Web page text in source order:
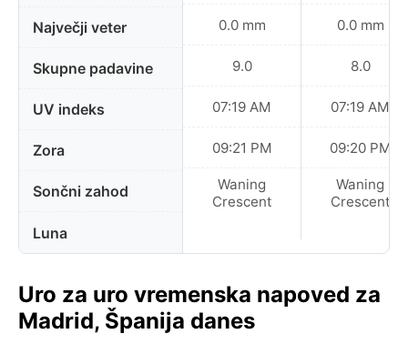
Največji veter
Skupne padavine
UV indeks
Zora
Sončni zahod
Luna
0.0 mm
9.0
07:19 AM
09:21 PM
Waning
Crescent
0.0 mm
8.0
07:19 AM
09:20 PM
Waning
Crescent
Uro za uro vremenska napoved za
Madrid, Španija danes